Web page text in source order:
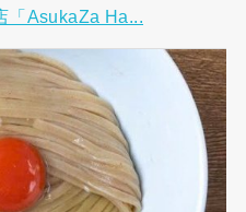
「AsukaZa Ha...